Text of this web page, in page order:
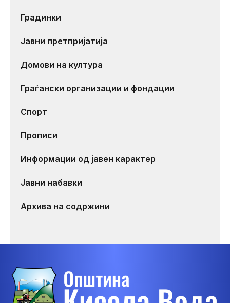
Градинки
Јавни претпријатија
Домови на култура
Граѓански организации и фондации
Спорт
Прописи
Информации од јавен карактер
Јавни набавки
Архива на содржини